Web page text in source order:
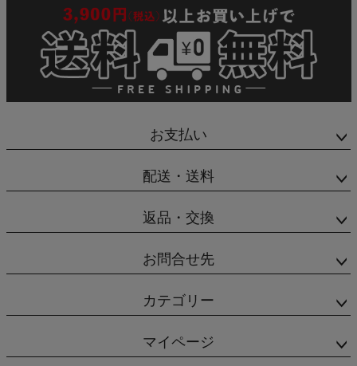
お支払い
配送・送料
返品・交換
お問合せ先
カテゴリー
マイページ